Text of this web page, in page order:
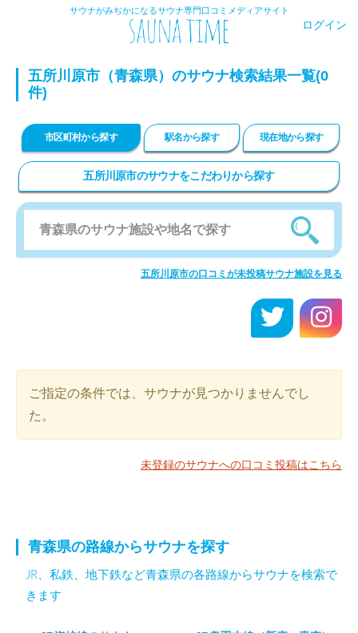
サウナがみぢかになるサウナ専門口コミメディアサイト
ログイン
五所川原市（青森県）のサウナ検索結果一覧(0
件)
市区町村から探す 駅名から探す 現在地から探す
五所川原市のサウナをこだわりから探す
五所川原市の口コミが未投稿サウナ施設を見る
ご指定の条件では、サウナが見つかりませんでし
た。
未登録のサウナへの口コミ投稿はこちら
青森県の路線からサウナを探す
JR、私鉄、地下鉄など青森県の各路線からサウナを検索で
きます